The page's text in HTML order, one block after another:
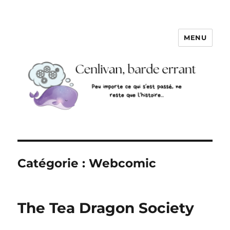
MENU
Catégorie :Webcomic
The Tea Dragon Society